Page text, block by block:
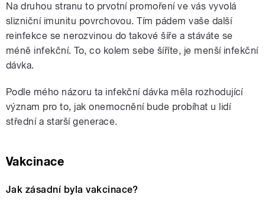
Na druhou stranu to prvotní promoření ve vás vyvolá
slizniční imunitu povrchovou. Tím pádem vaše další
reinfekce se nerozvinou do takové šíře a stáváte se
méně infekční. To, co kolem sebe šíříte, je menší infekční
dávka.
Podle mého názoru ta infekční dávka měla rozhodující
význam pro to, jak onemocnění bude probíhat u lidí
střední a starší generace.
Vakcinace
Jak zásadní byla vakcinace?